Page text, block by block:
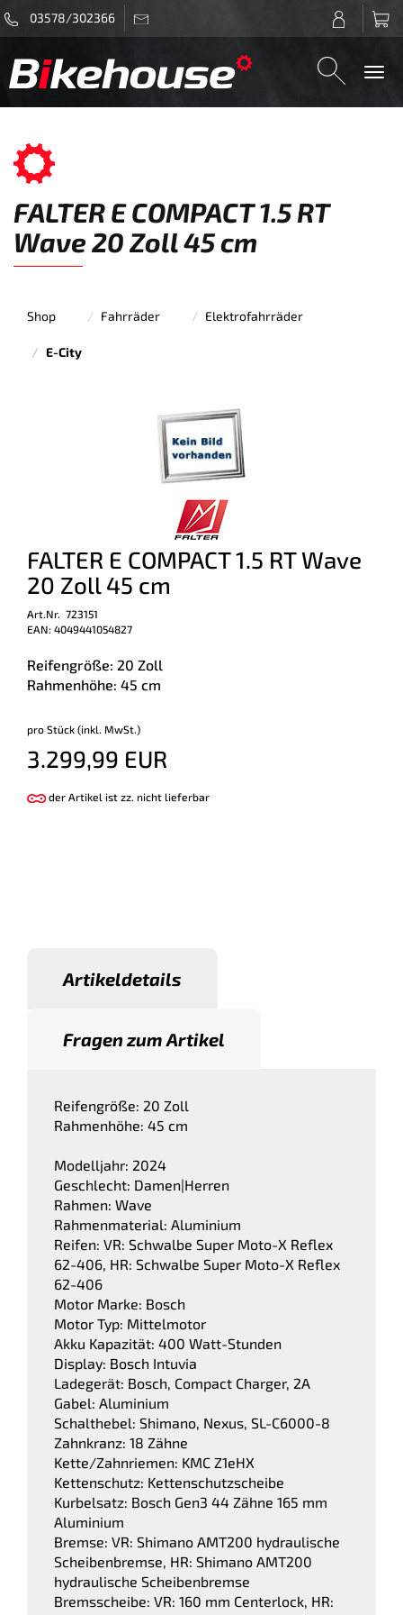
03578/302366
FALTER E COMPACT 1.5 RT
Wave 20 Zoll 45 cm
Shop Fahrräder Elektrofahrräder
E-City
FALTER E COMPACT 1.5 RT Wave
20 Zoll 45 cm
Art.Nr. 723151
EAN: 4049441054827
Reifengröße: 20 Zoll
Rahmenhöhe: 45 cm
pro Stück (inkl. MwSt.)
3.299,99 EUR
der Artikel ist zz. nicht lieferbar
Artikeldetails
Fragen zum Artikel
Reifengröße: 20 Zoll
Rahmenhöhe: 45 cm
Modelljahr: 2024
Geschlecht: Damen|Herren
Rahmen: Wave
Rahmenmaterial: Aluminium
Reifen: VR: Schwalbe Super Moto-X Reflex
62-406, HR: Schwalbe Super Moto-X Reflex
62-406
Motor Marke: Bosch
Motor Typ: Mittelmotor
Akku Kapazität: 400 Watt-Stunden
Display: Bosch Intuvia
Ladegerät: Bosch, Compact Charger, 2A
Gabel: Aluminium
Schalthebel: Shimano, Nexus, SL-C6000-8
Zahnkranz: 18 Zähne
Kette/Zahnriemen: KMC Z1eHX
Kettenschutz: Kettenschutzscheibe
Kurbelsatz: Bosch Gen3 44 Zähne 165 mm
Aluminium
Bremse: VR: Shimano AMT200 hydraulische
Scheibenbremse, HR: Shimano AMT200
hydraulische Scheibenbremse
Bremsscheibe: VR: 160 mm Centerlock, HR: